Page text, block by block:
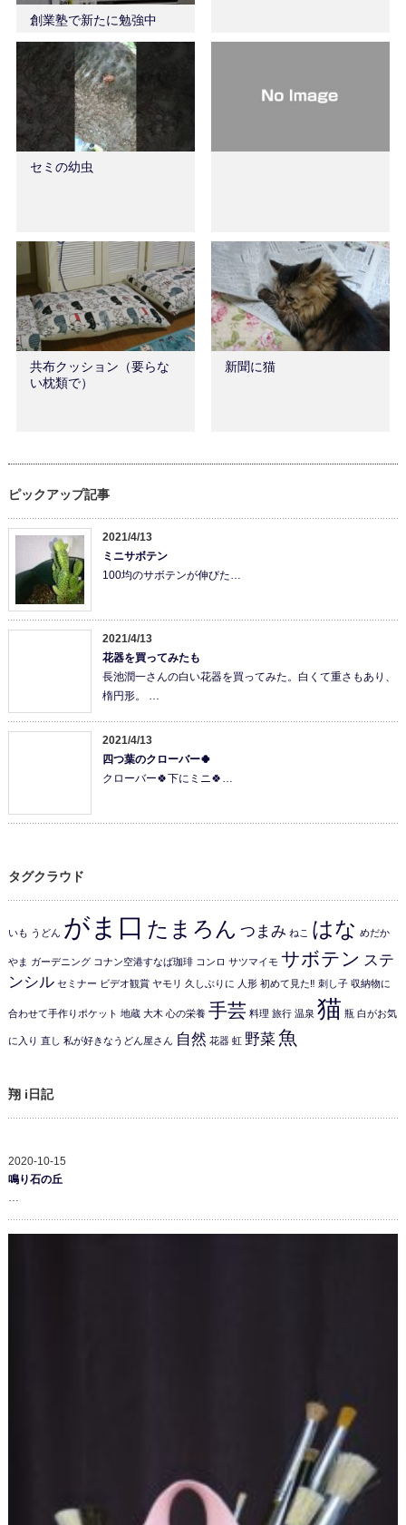
創業塾で新たに勉強中
セミの幼虫
共布クッション（要らな
い枕類で）
新聞に猫
ピックアップ記事
2021/4/13
ミニサボテン
100均のサボテンが伸びた…
2021/4/13
花器を買ってみたも
長池潤一さんの白い花器を買ってみた。白くて重さもあり、
楕円形。 …
2021/4/13
四つ葉のクローバー🍀
クローバー🍀下にミニ🍀…
タグクラウド
いも うどん がま口 たまろん つまみ ねこ はな めだか
やま ガーデニング コナン空港すなば珈琲 コンロ サツマイモ サボテン ステ
ンシル セミナー ビデオ観賞 ヤモリ 久しぶりに 人形 初めて見た‼️ 刺し子 収納物に
合わせて手作りポケット 地蔵 大木 心の栄養 手芸 料理 旅行 温泉 猫 瓶 白がお気
に入り 直し 私が好きなうどん屋さん 自然 花器 虹 野菜魚
翔 i日記
2020-10-15
鳴り石の丘
…